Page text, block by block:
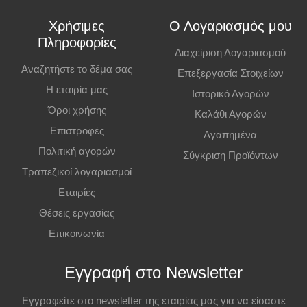
διαφορετικά η παραγγελία ακυρώνεται.
Επιπλέον Πληροφορίες
Οι τιμές ισχύουν και για αγορές από το φυσικό κατάστημα.
Χρήσιμες
Πληροφορίες
Αναζητήστε το δέμα σας
Η εταιρία μας
Όροι χρήσης
Επιστροφές
Πολιτική αγορών
Τραπεζικοί λογαριασμοί
Εταιρίες
Θέσεις εργασίας
Επικοινωνία
Ο Λογαριασμός μου
Διαχείριση Λογαριασμού
Επεξεργασία Στοιχείων
Ιστορικό Αγορών
Καλάθι Αγορών
Αγαπημένα
Σύγκριση Προϊόντων
Εγγραφή στο Newsletter
Εγγραφείτε στο newsletter της εταιρίας μας για να είσαστε